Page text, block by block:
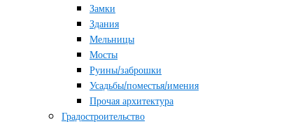
Замки
Здания
Мельницы
Мосты
Руины/заброшки
Усадьбы/поместья/имения
Прочая архитектура
Градостроительство